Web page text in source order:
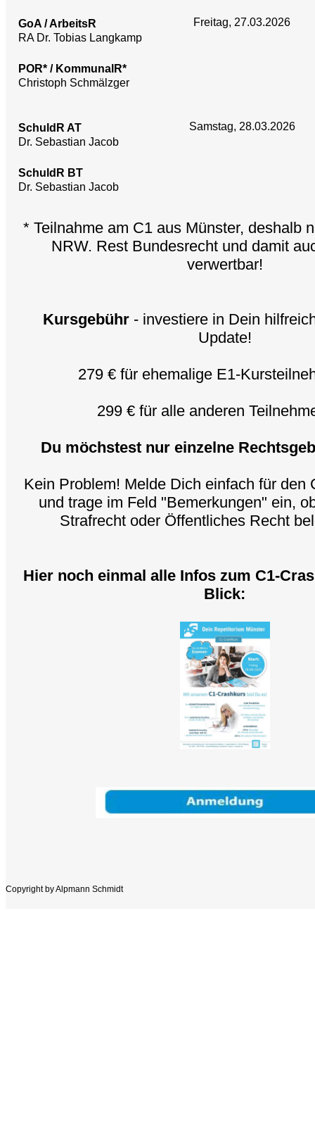
GoA / ArbeitsR
RA Dr. Tobias Langkamp
Freitag, 27.03.2026
POR* / KommunalR*
Christoph Schmälzger
SchuldR AT
Dr. Sebastian Jacob
Samstag, 28.03.2026
SchuldR BT
Dr. Sebastian Jacob
* Teilnahme am C1 aus Münster, deshalb
NRW. Rest Bundesrecht und damit
verwertbar!
Kursgebühr - investiere in Dein
Update!
279 € für ehemalige E1-
299 € für alle anderen
Du möchstest nur einzelne
Kein Problem! Melde Dich einfach für den
und trage im Feld "Bemerkungen" ein,
Strafrecht oder Öffentliches Recht
Hier noch einmal alle Infos zum C1-
Blick:
Copyright by Alpmann Schmidt